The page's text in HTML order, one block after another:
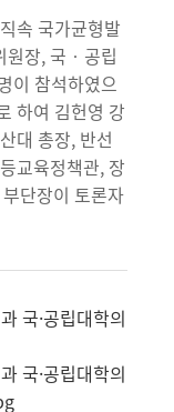
속 국가균형발
원장, 국‧공립
이 참석하였으
하여 김헌영 강
대 총장, 반선
교육정책관, 장
단장이 토론자
국·공립대학의
국·공립대학의